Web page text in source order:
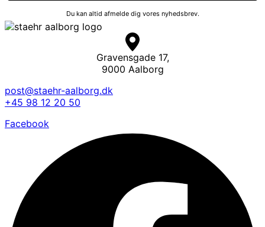
Du kan altid afmelde dig vores nyhedsbrev.
Gravensgade 17,
9000 Aalborg
post@staehr-aalborg.dk
+45 98 12 20 50
Facebook